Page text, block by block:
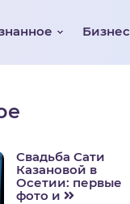
Бизнес
Свадьба Сати
Казановой в
Осетии: первые
фото и